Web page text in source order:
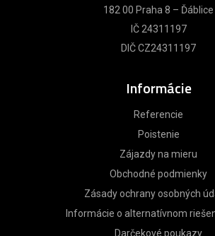
182 00 Praha 8 – Ďáblice
IČ 24311197
DIČ CZ24311197
Informácie
Referencie
Poistenie
Zájazdy na mieru
Obchodné podmienky
Zásady ochrany osobných
Informácie o alternatívnom
Darčekové poukazy